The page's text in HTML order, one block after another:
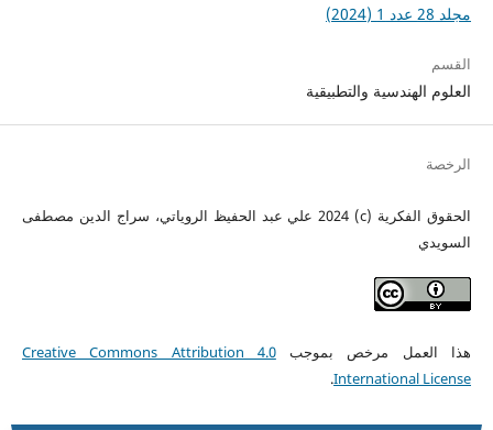
مجلد 28 عدد 1 (2024)
القسم
العلوم الهندسية والتطبيقية
الرخصة
الحقوق الفكرية (c) 2024 علي عبد الحفيظ الروياتي، سراج الدين مصطفى
السويدي
هذا العمل مرخص بموجبCreative Commons Attribution 4.0
International License
.